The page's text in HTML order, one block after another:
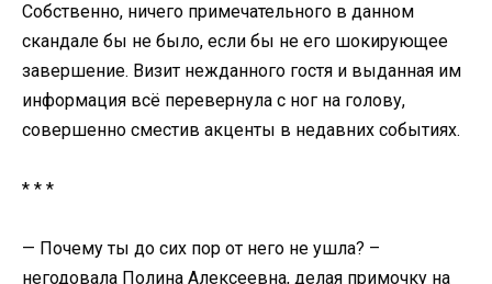
Собственно, ничего примечательного в данном
скандале бы не было, если бы не его шокирующее
завершение. Визит нежданного гостя и выданная им
информация всё перевернула с ног на голову,
совершенно сместив акценты в недавних событиях.
* * *
— Почему ты до сих пор от него не ушла? –
негодовала Полина Алексеевна, делая примочку на